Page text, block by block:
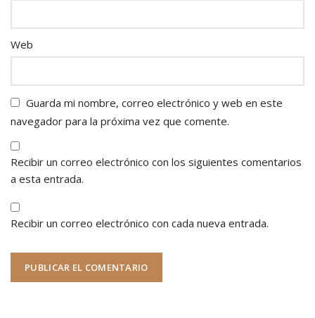
Web
Guarda mi nombre, correo electrónico y web en este
navegador para la próxima vez que comente.
Recibir un correo electrónico con los siguientes comentarios
a esta entrada.
Recibir un correo electrónico con cada nueva entrada.